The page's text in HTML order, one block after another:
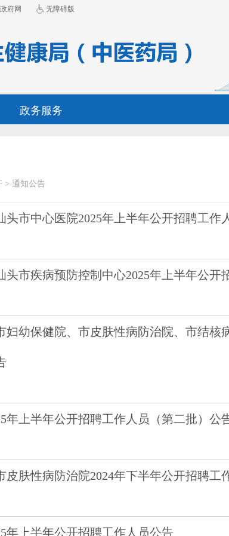
府网 无障碍版
政务服务
> 通知公告
头市中心医院2025年上半年公开招聘工
头市疾病预防控制中心2025年上半年公
妇幼保健院、市皮肤性病防治院、市结
年上半年公开招聘工作人员（第二批）公
肤性病防治院2024年下半年公开招聘工
年上半年公开招聘工作人员公告